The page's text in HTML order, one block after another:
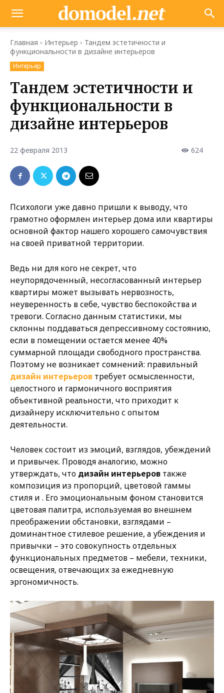
Главная Интерьер
Тандем эстетичности и
функциональности в дизайне интерьеров
Интерьер
Тандем эстетичности и
функциональности в
дизайне интерьеров
22 февраля 2013 624
Психологи уже давно пришли к выводу, что
грамотно оформлен интерьер дома или квартиры
основной фактор нашего хорошего самочувствия
на своей приватной территории.
Ведь ни для кого не секрет, что
неупорядоченный, несогласованный интерьер
квартиры может вызывать нервозность,
неуверенность в себе, чувство беспокойства и
тревоги. Согласно данным статистики, мы
склонны поддаваться депрессивному состоянию,
если в помещении остается менее 40%
суммарной площади свободного пространства.
Поэтому не возникает сомнений: правильный
дизайн интерьеров требует осмысленности,
целостного и гармоничного восприятия
объективной реальности, что приходит к
дизайнеру исключительно с опытом
деятельности.
Человек состоит из эмоций, взглядов, убеждений
и привычек. Проводя аналогию, можно
утверждать, что дизайн интерьеров также
композиция из пропорций, цветовой гаммы
стиля и . Его эмоциональным фоном становится
цветовая палитра, используемая во внешнем
преображении обстановки, взглядами –
доминантное стилевое решение, а убеждения и
привычки – это совокупность отдельных
функциональных предметов – мебели, техники,
освещения, отвечающих за ежедневную
эргономичность.